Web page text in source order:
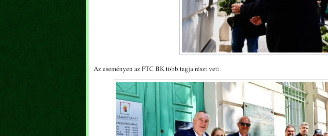
Az eseményen az FTC BK több tagja részt vett.